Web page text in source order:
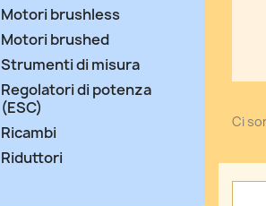
Motori brushless
Motori brushed
Strumenti di misura
Regolatori di potenza
(ESC)
Ricambi
Riduttori
Ci